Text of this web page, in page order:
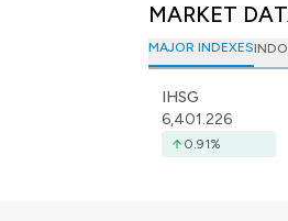
MARKET
MAJOR INDEXES
IHSG
6,401.226
0.91%